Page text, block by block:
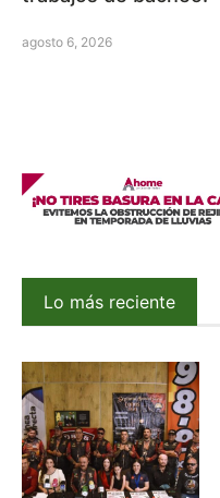
agosto 6, 2026
Lo más reciente